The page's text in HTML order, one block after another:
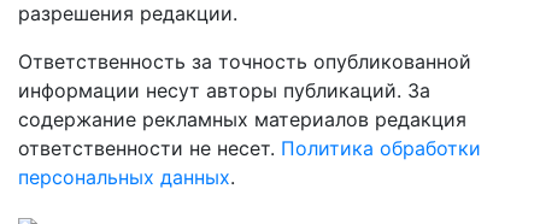
разрешения редакции.
Ответственность за точность опубликованной
информации несут авторы публикаций. За
содержание рекламных материалов редакция
ответственности не несет. Политика обработки
персональных данных.